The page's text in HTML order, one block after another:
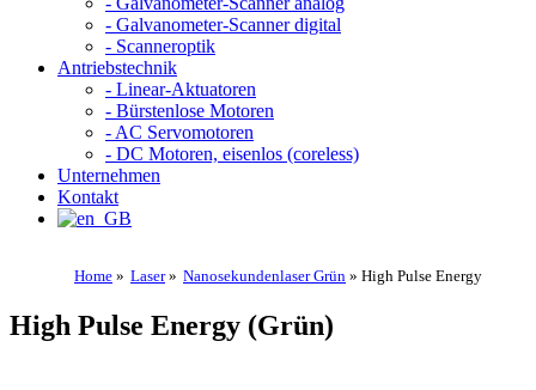
- Galvanometer-Scanner digital
- Scanneroptik
Antriebstechnik
- Linear-Aktuatoren
- Bürstenlose Motoren
- AC Servomotoren
- DC Motoren, eisenlos (coreless)
Unternehmen
Kontakt
Home » Laser» Nanosekundenlaser Grün » High Pulse Energy
High Pulse Energy (Grün)